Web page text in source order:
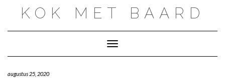
KOK MET BAARD
Toggle navigatie
augustus 25, 2020